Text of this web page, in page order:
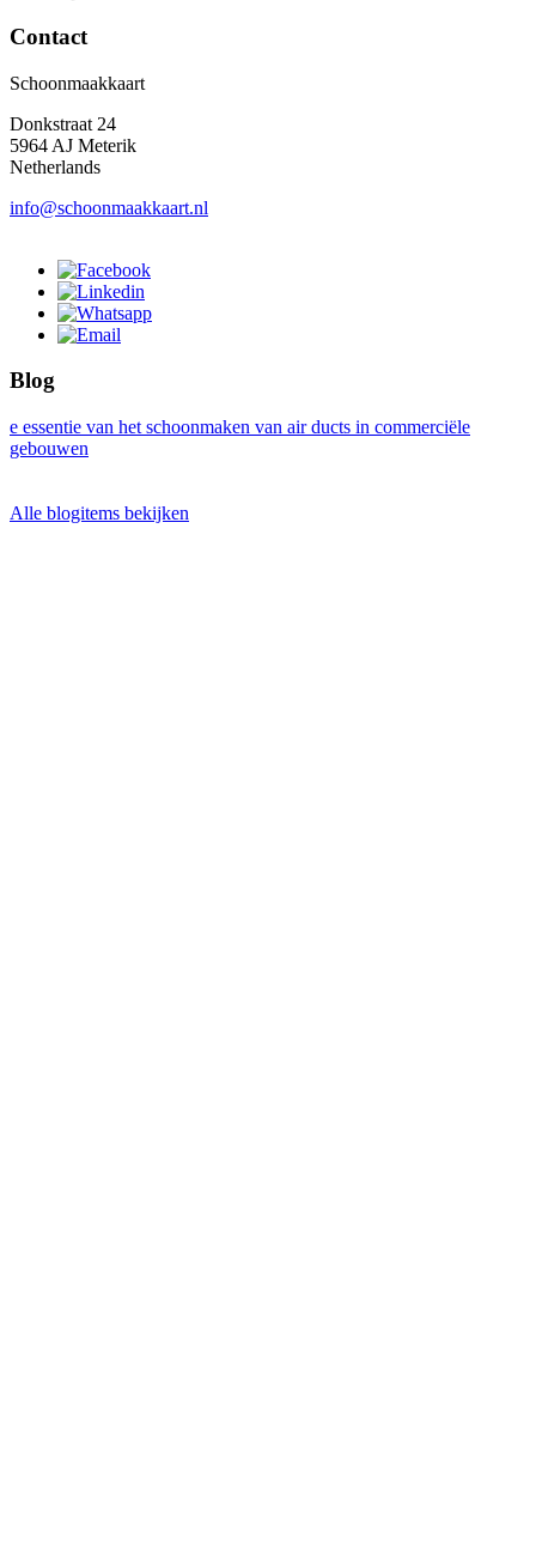
Contact
Schoonmaakkaart
Donkstraat 24
5964 AJ Meterik
Netherlands
info@schoonmaakkaart.nl
Blog
e essentie van het schoonmaken van air ducts in commerciële
gebouwen
Alle blogitems bekijken